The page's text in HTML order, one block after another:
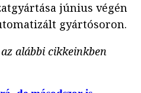
június végén
gyártósoron.
alábbi cikkeinkben